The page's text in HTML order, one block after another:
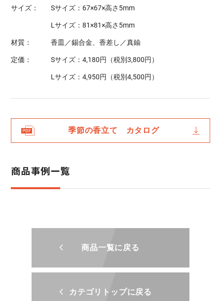
サイズ： Sサイズ：67×67×高さ5mm
Lサイズ：81×81×高さ5mm
材質： 香皿／錫合金、香差し／真鍮
定価： Sサイズ：4,180円（税別3,800円）
Lサイズ：4,950円（税別4,500円）
季節の香立て カタログ
商品事例一覧
商品一覧に戻る
カテゴリトップに戻る